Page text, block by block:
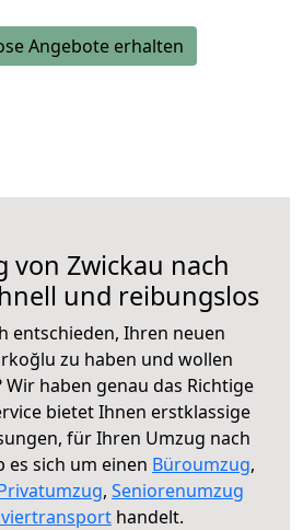
Angebote erhalten
von Zwickau nach
und reibungslos
entschieden, Ihren neuen
zu haben und wollen
Wir haben genau das Richtige
bietet Ihnen erstklassige
für Ihren Umzug nach
es sich um einen Büroumzug,
, Seniorenumzug
handelt.